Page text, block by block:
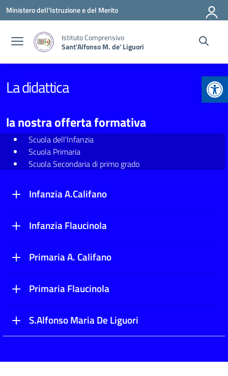
Vai ai contenuti
Vai al menu di navigazione
Vai al footer
Ministero dell'Istruzione e del Merito
Istituto Comprensivo
Sant'Alfonso M. de' Liguori
La didattica
la nostra offerta formativa
Scuola dell'Infanzia
Scuola Primaria
Scuola Secondaria di primo grado
Infanzia A.Califano
Infanzia Flaucinola
Primaria A. Califano
Primaria Flaucinola
S.Alfonso Maria De Liguori